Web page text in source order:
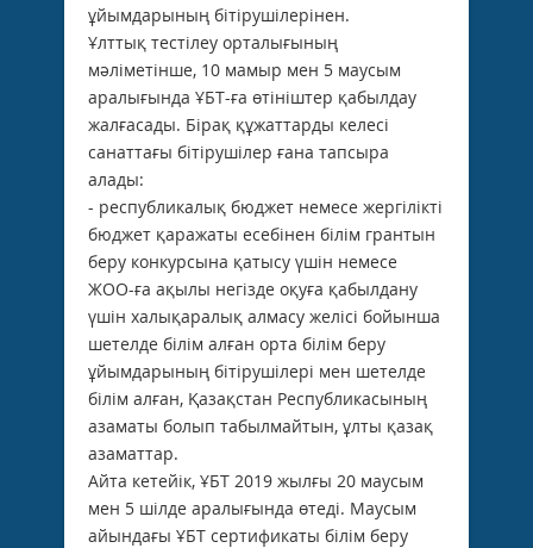
ұйымдарының бітірушілерінен.
Ұлттық тестілеу орталығының
мәліметінше, 10 мамыр мен 5 маусым
аралығында ҰБТ-ға өтініштер қабылдау
жалғасады. Бірақ құжаттарды келесі
санаттағы бітірушілер ғана тапсыра
алады:
- республикалық бюджет немесе жергілікті
бюджет қаражаты есебінен білім грантын
беру конкурсына қатысу үшін немесе
ЖОО-ға ақылы негізде оқуға қабылдану
үшін халықаралық алмасу желісі бойынша
шетелде білім алған орта білім беру
ұйымдарының бітірушілері мен шетелде
білім алған, Қазақстан Республикасының
азаматы болып табылмайтын, ұлты қазақ
азаматтар.
Айта кетейік, ҰБТ 2019 жылғы 20 маусым
мен 5 шілде аралығында өтеді. Маусым
айындағы ҰБТ сертификаты білім беру